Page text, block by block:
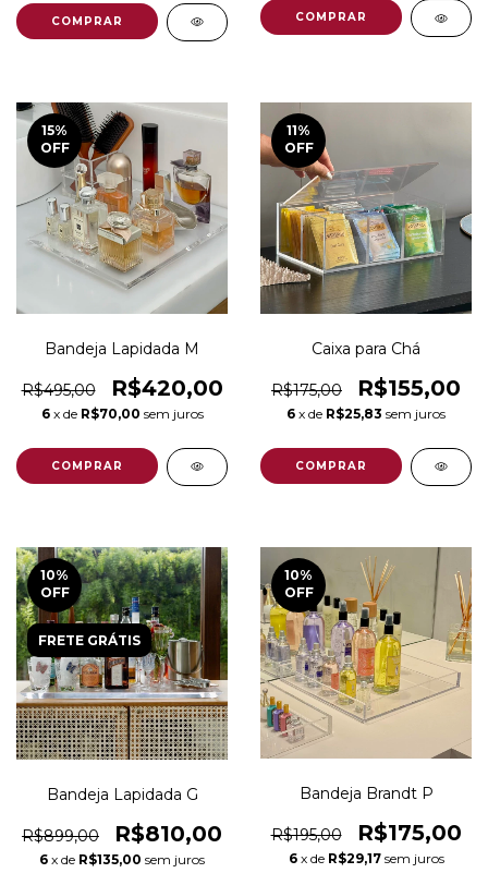
15%
OFF
Bandeja Lapidada M
R$495,00 R$420,00
6 x de R$70,00 sem juros
11%
OFF
Caixa para Chá
R$175,00 R$155,00
6 x de R$25,83 sem juros
10%
OFF
FRETE GRÁTIS
Bandeja Lapidada G
R$899,00 R$810,00
6 x de R$135,00 sem juros
10%
OFF
Bandeja Brandt P
R$195,00 R$175,00
6 x de R$29,17 sem juros